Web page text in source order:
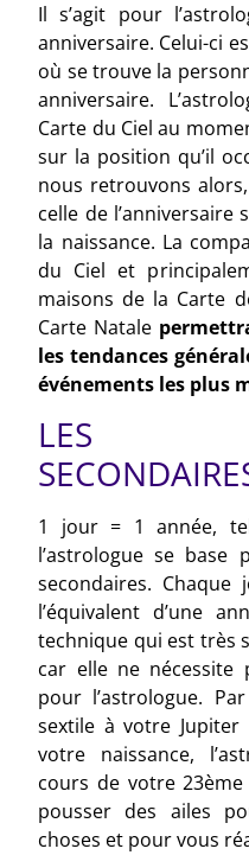
Il s’agit pour
anniversaire. Celui-ci
où se trouve la
anniversaire.
Carte du Ciel au
sur la position qu’il
nous retrouvons
celle de
la naissance. La
du Ciel et
maisons de la Carte
Carte Natale
les tendances
événements les plus
LES
1 jour = 1 année,
l’astrologue se base
secondaires.
l’équivalent d’une
technique qui est très
car elle ne nécessite
pour l’astrologue.
sextile à votre
votre naissance,
cours de votre
pousser des ailes
choses et pour vous